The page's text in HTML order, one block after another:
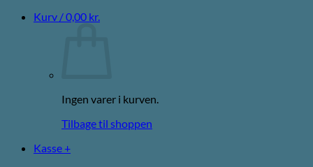
Kurv /0,00 kr.
Ingen varer i kurven.
Tilbage til shoppen
Kasse +